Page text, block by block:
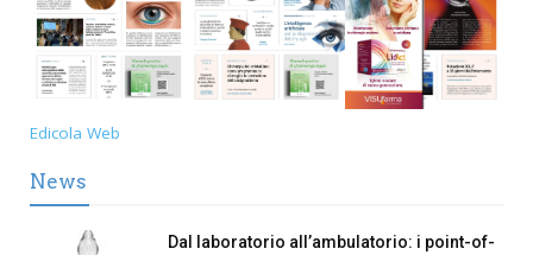
Edicola Web
News
Dal laboratorio all’ambulatorio: i point-of-